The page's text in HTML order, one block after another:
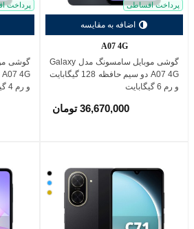
پرداخت اقساطی
اضافه به مقایسه
A07 4G
گوشی موبایل سامسونگ مدل Galaxy
A07 4G دو سیم حافظه 128 گیگابایت
و رم 6 گیگابایت
36,670,000 تومان
پرداخت
و رم 4 گیگابایت
مشکی
آبی
طلایی